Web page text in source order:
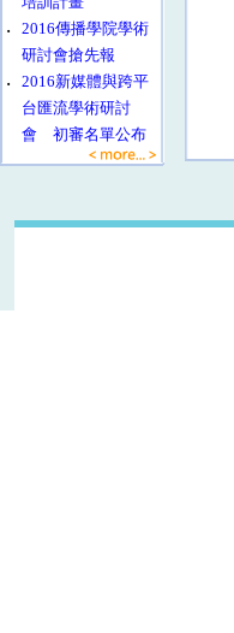
‧
2016傳播學院學術
研討會搶先報
‧
2016新媒體與跨平
台匯流學術研討
會 初審名單公布